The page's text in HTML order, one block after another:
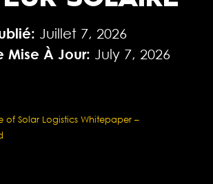
Juillet 7, 2026
Mise À Jour: July 7, 2026
of Solar Logistics Whitepaper –